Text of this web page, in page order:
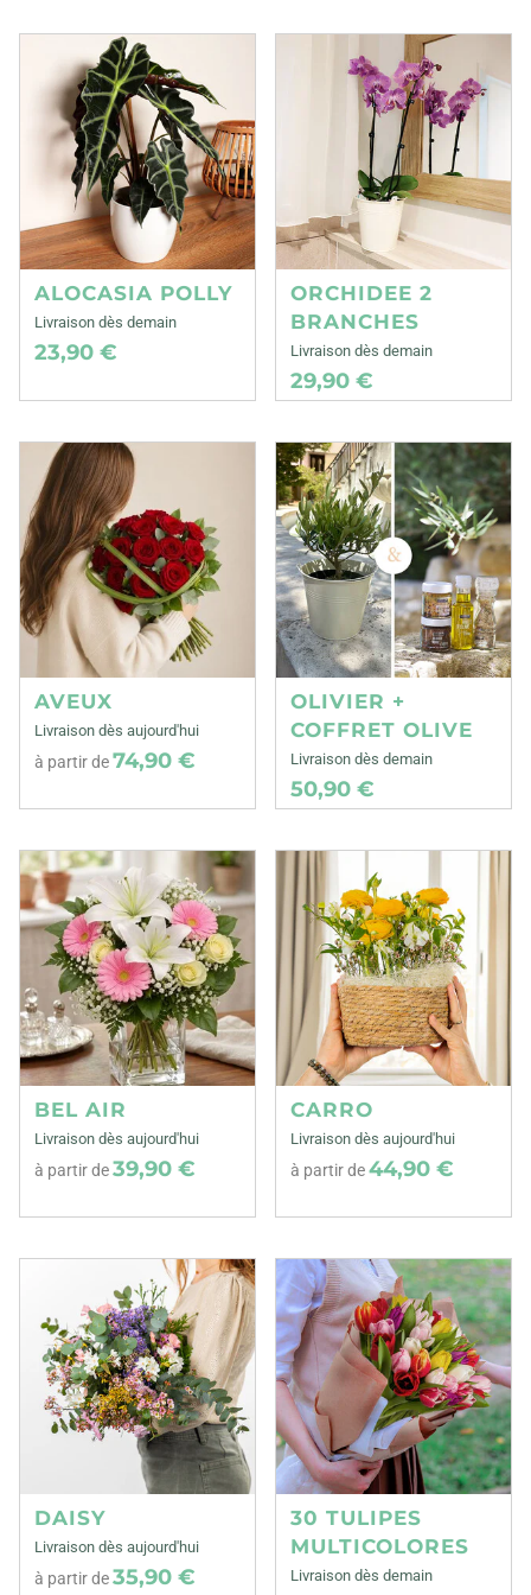
ALOCASIA POLLY
Livraison dès demain
23,90 €
ORCHIDEE 2
BRANCHES
Livraison dès demain
29,90 €
AVEUX
Livraison dès aujourd'hui
à partir de74,90 €
OLIVIER +
COFFRET OLIVE
Livraison dès demain
50,90 €
BEL AIR
Livraison dès aujourd'hui
à partir de39,90 €
CARRO
Livraison dès aujourd'hui
à partir de44,90 €
DAISY
Livraison dès aujourd'hui
à partir de35,90 €
30 TULIPES
MULTICOLORES
Livraison dès demain